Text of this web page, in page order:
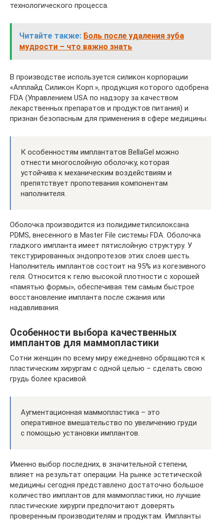
технологического процесса.
Читайте также: Боль после удаления зуба
мудрости – что важно знать
В производстве используется силикон корпорации
«Апплайд Силикон Корп.», продукция которого одобрена
FDA (Управлением USA по надзору за качеством
лекарственных препаратов и продуктов питания) и
признан безопасным для применения в сфере медицины.
К особенностям имплантатов BellaGel можно
отнести многослойную оболочку, которая
устойчива к механическим воздействиям и
препятствует пропотевания компонентам
наполнителя.
Оболочка производится из полидиметилсилоксана
PDMS, внесенного в Master File системы FDA. Оболочка
гладкого импланта имеет пятислойную структуру. У
текстурированных эндопротезов этих слоев шесть.
Наполнитель имплантов состоит на 95% из когезивного
геля. Относится к гелю высокой плотности с хорошей
«памятью формы», обеспечивая тем самым быстрое
восстановление импланта после сжания или
надавливания.
Особенности выбора качественных
имплантов для маммопластики
Сотни женщин по всему миру ежедневно обращаются к
пластическим хирургам с одной целью – сделать свою
грудь более красивой.
Аугментационная маммопластика – это
оперативное вмешательство по увеличению груди
с помощью установки имплантов.
Именно выбор последних, в значительной степени,
влияет на результат операции. На рынке эстетической
медицины сегодня представлено достаточно большое
количество имплантов для маммопластики, но лучшие
пластические хирурги предпочитают доверять
проверенным производителям и продуктам. Импланты